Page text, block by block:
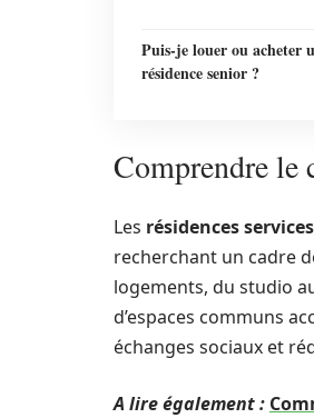
Puis-je louer ou acheter
résidence senior ?
Comprendre le
Les résidences
recherchant un cadre
logements, du studio
d’espaces communs
échanges sociaux et
A lire également :